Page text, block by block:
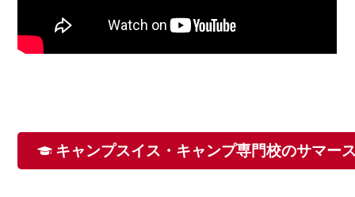
キャンプスイス・キャンプ専門校のサマー